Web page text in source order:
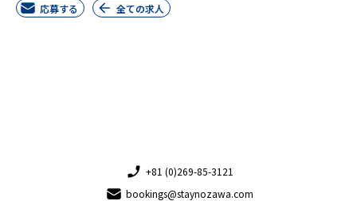
応募する 全ての求人
+81 (0)269-85-3121
bookings@staynozawa.com